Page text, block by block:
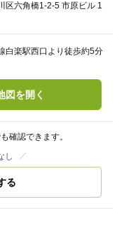
区六角橋1-2-5 市原ビル 1
白楽駅西口より徒歩約5分
図を開く
確認できます。
し
る